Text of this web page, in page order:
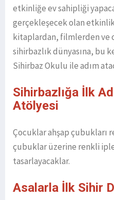
etkinliğe ev sahipliği
gerçekleşecek olan
kitaplardan, filmlerden ve
sihirbazlık dünyasına, bu
Sihirbaz Okulu ile adım
Sihirbazlığa İlk
Atölyesi
Çocuklar ahşap çubukları
çubuklar üzerine renkli
tasarlayacaklar.
Asalarla İlk Sihir